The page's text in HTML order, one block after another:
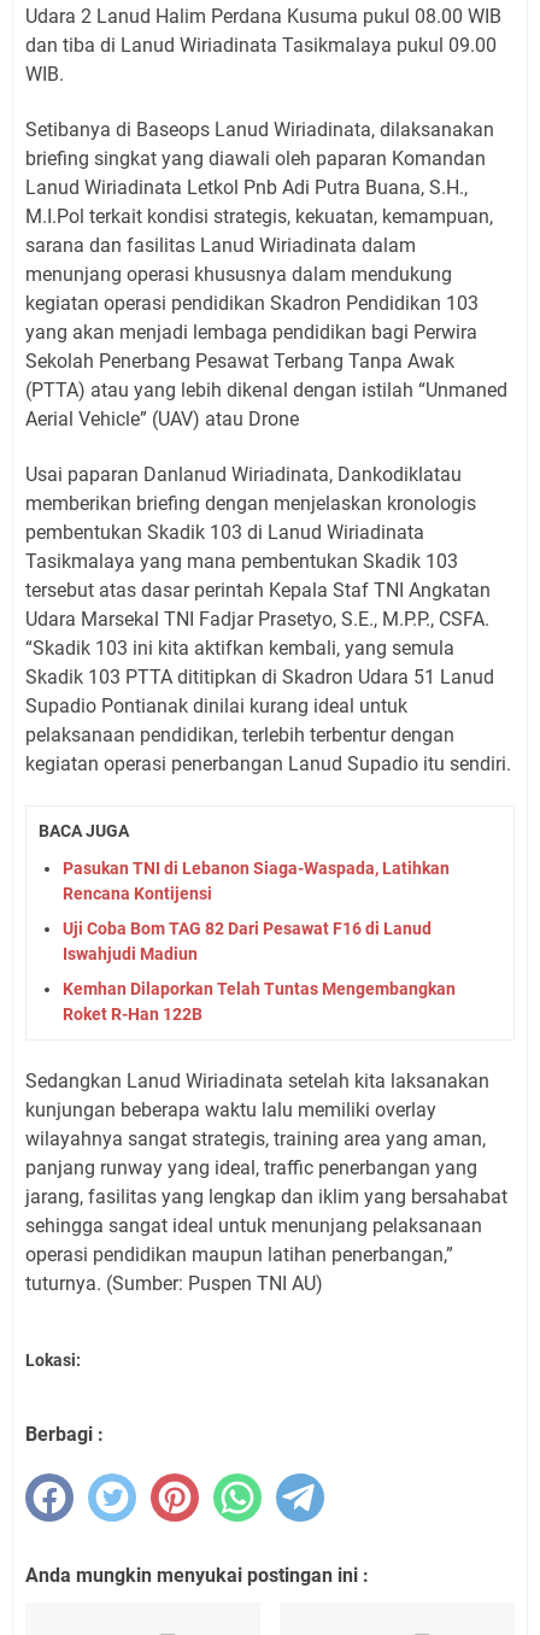
Udara 2 Lanud Halim Perdana Kusuma pukul 08.00 WIB
dan tiba di Lanud Wiriadinata Tasikmalaya pukul 09.00
WIB.
Setibanya di Baseops Lanud Wiriadinata, dilaksanakan
briefing singkat yang diawali oleh paparan Komandan
Lanud Wiriadinata Letkol Pnb Adi Putra Buana, S.H.,
M.I.Pol terkait kondisi strategis, kekuatan, kemampuan,
sarana dan fasilitas Lanud Wiriadinata dalam
menunjang operasi khususnya dalam mendukung
kegiatan operasi pendidikan Skadron Pendidikan 103
yang akan menjadi lembaga pendidikan bagi Perwira
Sekolah Penerbang Pesawat Terbang Tanpa Awak
(PTTA) atau yang lebih dikenal dengan istilah “Unmaned
Aerial Vehicle” (UAV) atau Drone
Usai paparan Danlanud Wiriadinata, Dankodiklatau
memberikan briefing dengan menjelaskan kronologis
pembentukan Skadik 103 di Lanud Wiriadinata
Tasikmalaya yang mana pembentukan Skadik 103
tersebut atas dasar perintah Kepala Staf TNI Angkatan
Udara Marsekal TNI Fadjar Prasetyo, S.E., M.P.P., CSFA.
“Skadik 103 ini kita aktifkan kembali, yang semula
Skadik 103 PTTA dititipkan di Skadron Udara 51 Lanud
Supadio Pontianak dinilai kurang ideal untuk
pelaksanaan pendidikan, terlebih terbentur dengan
kegiatan operasi penerbangan Lanud Supadio itu sendiri.
BACA JUGA
Pasukan TNI di Lebanon Siaga-Waspada, Latihkan
Rencana Kontijensi
Uji Coba Bom TAG 82 Dari Pesawat F16 di Lanud
Iswahjudi Madiun
Kemhan Dilaporkan Telah Tuntas Mengembangkan
Roket R-Han 122B
Sedangkan Lanud Wiriadinata setelah kita laksanakan
kunjungan beberapa waktu lalu memiliki overlay
wilayahnya sangat strategis, training area yang aman,
panjang runway yang ideal, traffic penerbangan yang
jarang, fasilitas yang lengkap dan iklim yang bersahabat
sehingga sangat ideal untuk menunjang pelaksanaan
operasi pendidikan maupun latihan penerbangan,”
tuturnya. (Sumber: Puspen TNI AU)
Lokasi:
Berbagi :
Anda mungkin menyukai postingan ini :